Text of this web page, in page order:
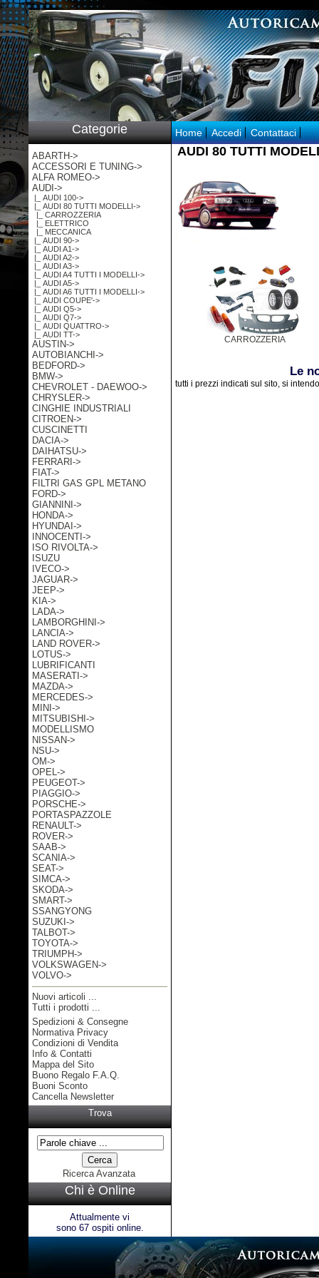
p:/
Categorie
ABARTH->
ACCESSORI E TUNING->
ALFA ROMEO->
AUDI ->
|_ AUDI 100->
|_ AUDI 80 TUTTI MODELLI->
|_ CARROZZERIA
|_ ELETTRICO
|_ MECCANICA
|_ AUDI 90->
|_ AUDI A1->
|_ AUDI A2->
|_ AUDI A3->
|_ AUDI A4 TUTTI I MODELLI->
|_ AUDI A5->
|_ AUDI A6 TUTTI I MODELLI->
|_ AUDI COUPE'->
|_ AUDI Q5->
|_ AUDI Q7->
|_ AUDI QUATTRO->
|_ AUDI TT->
AUSTIN->
AUTOBIANCHI->
BEDFORD->
BMW->
CHEVROLET - DAEWOO->
CHRYSLER->
CINGHIE INDUSTRIALI
CITROEN->
CUSCINETTI
DACIA->
DAIHATSU->
FERRARI->
FIAT->
FILTRI GAS GPL METANO
FORD->
GIANNINI->
HONDA->
HYUNDAI->
INNOCENTI->
ISO RIVOLTA->
ISUZU
IVECO->
JAGUAR->
JEEP->
KIA->
LADA->
LAMBORGHINI->
LANCIA->
LAND ROVER->
LOTUS->
LUBRIFICANTI
MASERATI->
MAZDA->
MERCEDES->
MINI->
MITSUBISHI->
MODELLISMO
NISSAN->
NSU->
OM->
OPEL->
PEUGEOT->
PIAGGIO->
PORSCHE->
PORTASPAZZOLE
RENAULT->
ROVER->
SAAB->
SCANIA->
SEAT->
SIMCA->
SKODA->
SMART->
SSANGYONG
SUZUKI->
TALBOT->
TOYOTA->
TRIUMPH->
VOLKSWAGEN->
VOLVO->
Nuovi articoli ...
Tutti i prodotti ...
Informazioni
Spedizioni & Consegne
Normativa Privacy
Condizioni di Vendita
Info & Contatti
Mappa del Sito
Buono Regalo F.A.Q.
Buoni Sconto
Cancella Newsletter
Trova
Ricerca Avanzata
Chi è Online
Attualmente vi
sono 67 ospiti online.
Home Accedi Contattaci
AUDI 80 TUTTI
CARROZZERIA
Le
tutti i prezzi indicati sul sito, si